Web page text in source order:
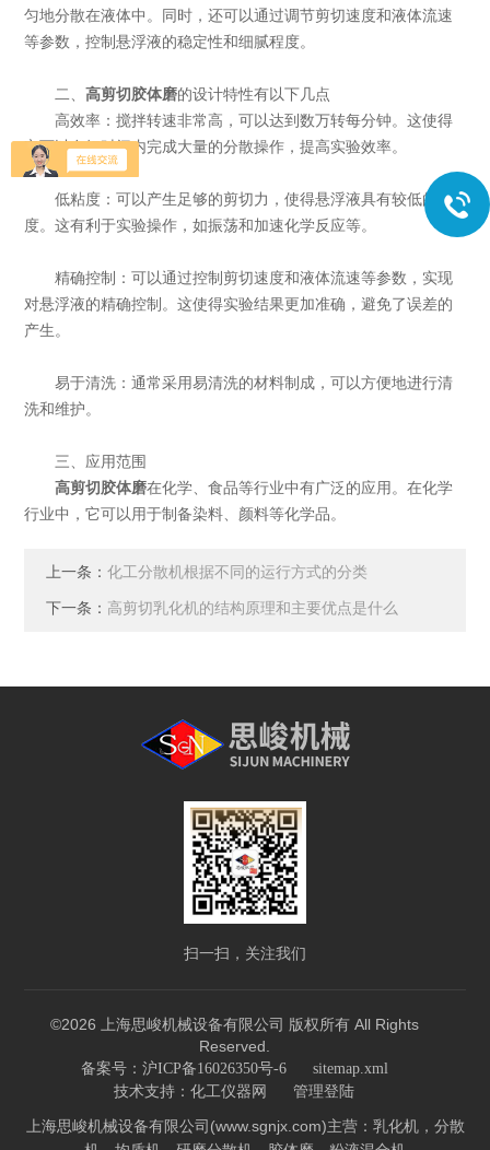
匀地分散在液体中。同时，还可以通过调节剪切速度和液体流速
等参数，控制悬浮液的稳定性和细腻程度。
二、高剪切胶体磨的设计特性有以下几点
高效率：搅拌转速非常高，可以达到数万转每分钟。这使得
它可以在短时间内完成大量的分散操作，提高实验效率。
低粘度：可以产生足够的剪切力，使得悬浮液具有较低的粘
度。这有利于实验操作，如振荡和加速化学反应等。
精确控制：可以通过控制剪切速度和液体流速等参数，实现
对悬浮液的精确控制。这使得实验结果更加准确，避免了误差的
产生。
易于清洗：通常采用易清洗的材料制成，可以方便地进行清
洗和维护。
三、应用范围
高剪切胶体磨在化学、食品等行业中有广泛的应用。在化学
行业中，它可以用于制备染料、颜料等化学品。
上一条：化工分散机根据不同的运行方式的分类
下一条： 高剪切乳化机的结构原理和主要优点是什么
扫一扫，关注我们
©2026 上海思峻机械设备有限公司 版权所有 All Rights
Reserved.
备案号：沪ICP备16026350号-6 sitemap.xml
技术支持： 化工仪器网 管理登陆
上海思峻机械设备有限公司(www.sgnjx.com)主营：乳化机，分散